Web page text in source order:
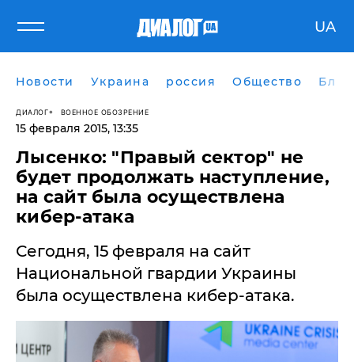
UA
Новости Украина россия Общество
ДИАЛОГ ВОЕННОЕ ОБОЗРЕНИЕ
15 февраля 2015, 13:35
Лысенко: "Правый сектор" не
будет продолжать наступление,
на сайт была осуществлена
кибер-атака
Сегодня, 15 февраля на сайт
Национальной гвардии Украины
была осуществлена кибер-атака.